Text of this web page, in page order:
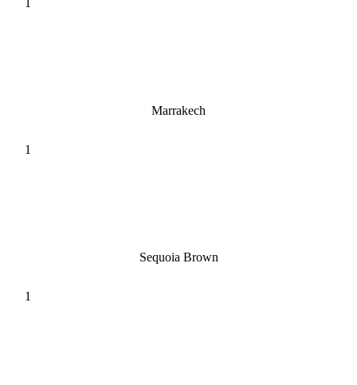
Marrakech
Sequoia Brown